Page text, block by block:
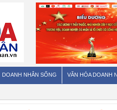
DOANH NHÂN SỐNG VĂN HÓA DOANH